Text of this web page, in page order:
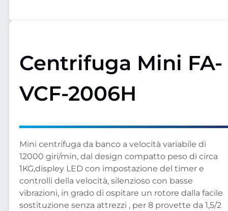
Centrifuga Mini FA-
VCF-2006H
Mini centrifuga da banco a velocità variabile di
12000 giri/min, dal design compatto peso di circa
1KG,displey LED con impostazione del timer e
controlli della velocità, silenzioso con basse
vibrazioni, in grado di ospitare un rotore dalla facile
sostituzione senza attrezzi , per 8 provette da 1,5/2